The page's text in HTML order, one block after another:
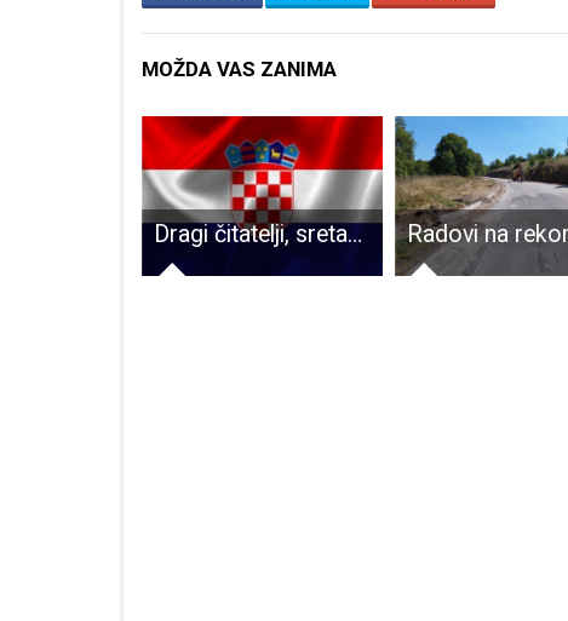
MOŽDA VAS ZANIMA
Dragi čitatelji, sretan Vam Dan neovisnosti!!!